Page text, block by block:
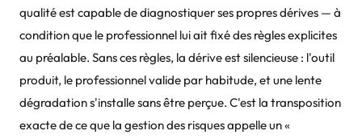
qualité est capable de diagnostiquer ses propres dérives — à
condition que le professionnel lui ait fixé des règles explicites
au préalable. Sans ces règles, la dérive est silencieuse : l'outil
produit, le professionnel valide par habitude, et une lente
dégradation s'installe sans être perçue. C'est la transposition
exacte de ce que la gestion des risques appelle un «